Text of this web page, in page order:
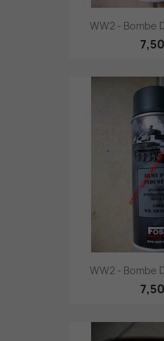
WW2 - Bombe
WW2 - Bombe